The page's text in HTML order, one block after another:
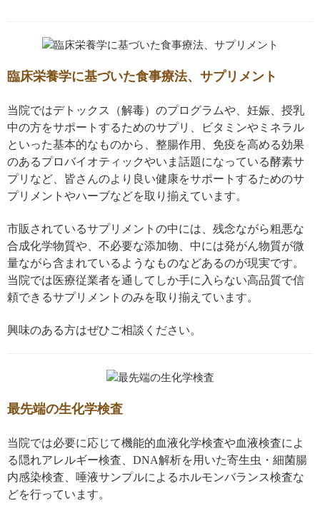
臨床栄養学に基づいた食事療法、サプリメント
当院ではデトックス（解毒）のプログラムや、妊娠、授乳
中の方をサポートするためのサプリ、ビタミンやミネラル
といった基本的なものから、整腸作用、免疫を高める効果
のあるプロバイオティックやいま話題になっている酵素サ
プリなど、皆さんのより良い健康をサポートするためのサ
プリメントやハーブなどを取り揃えています。
市販されているサプリメントの中には、残念ながら粗悪な
合成化学物質や、不必要な添加物、中には発がん物質が微
量ながら含まれているようなものなどあるのが現実です。
当院では医療従業者を通してしか手に入らない高品質で信
頼できるサプリメントのみを取り揃えています。
興味のある方はぜひご相談ください。
最先端の生化学検査
当院では必要に応じて機能的血液化学検査や血液検査によ
る隠れアレルギー検査、DNA解析を用いた寄生虫・細菌腸
内感染検査、唾液サンプルによるホルモンバランス検査な
どを行っています。